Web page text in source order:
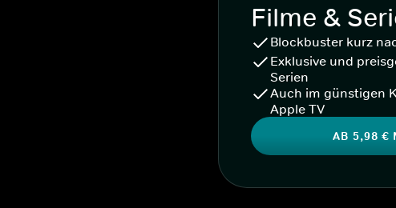
Filme &
Blockbuster kurz
Exklusive und
Serien
Auch im günstigen
Apple TV
AB 5,98 €